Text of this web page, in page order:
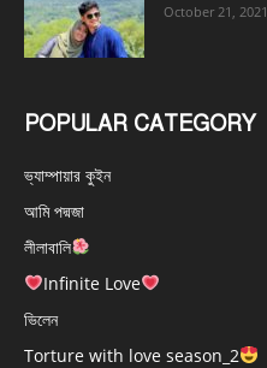
October 21, 2021
POPULAR CATEGORY
ভ্যাম্পায়ার কুইন
আমি পদ্মজা
লীলাবালি
Infinite Love
ভিলেন
Torture with love season_2